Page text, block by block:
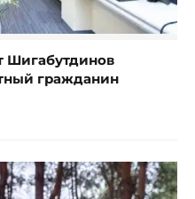
Шигабутдинов
гражданин